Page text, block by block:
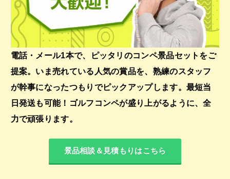
電話・メール1本で、ピッタリのコンペ景品セットをご
提案。いま売れている人気の賞品を、熟練のスタッフ
が幹事になったつもりでピックアップします。最短当
日発送も可能！ゴルフコンペが盛り上がるように、全
力で頑張ります。
景品相談＆見積もりはこちら